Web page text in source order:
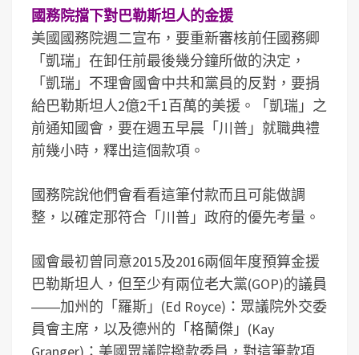
國務院擋下對巴勒斯坦人的金援
美國國務院週二宣布，要重新審核前任國務卿
「凱瑞」在卸任前最後幾分鐘所做的決定，
「凱瑞」不理會國會中共和黨員的反對，要捐
給巴勒斯坦人2億2千1百萬的美援。「凱瑞」之
前通知國會，要在週五早晨「川普」就職典禮
前幾小時，釋出這個款項。
國務院說他們會看看這筆付款而且可能做調
整，以確定那符合「川普」政府的優先考量。
國會最初曾同意2015及2016兩個年度預算金援
巴勒斯坦人，但至少有兩位老大黨(GOP)的議員
――加州的「羅斯」(Ed Royce)：眾議院外交委
員會主席，以及德州的「格蘭傑」(Kay